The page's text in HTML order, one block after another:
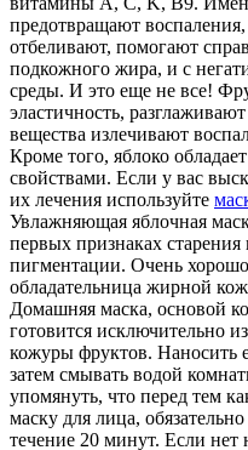
предотвращают
отбеливают, помогают
подкожного жира, и с
среды. И это еще не все!
эластичность,
вещества излечивают
Кроме того, яблоко
свойствами. Если у вас
их лечения используйте
Увлажняющая яблочная
первых признаках
пигментации. Очень
обладательница жирной
Домашняя маска, основой
готовится исключительно
кожуры фруктов. Наносить
затем смывать водой
упомянуть, что перед тем
маску для лица,
течение 20 минут. Если нет